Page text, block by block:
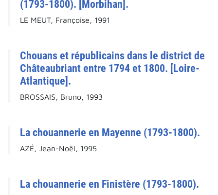
(1793-1800). [Morbihan].
LE MEUT, Françoise, 1991
Chouans et républicains dans le district de
Châteaubriant entre 1794 et 1800. [Loire-
Atlantique].
BROSSAIS, Bruno, 1993
La chouannerie en Mayenne (1793-1800).
AZÉ, Jean-Noël, 1995
La chouannerie en Finistère (1793-1800).